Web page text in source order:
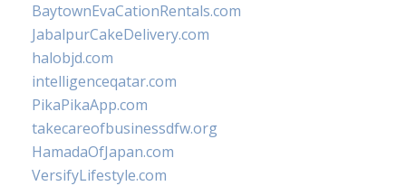
BaytownEvaCationRentals.com
JabalpurCakeDelivery.com
halobjd.com
intelligenceqatar.com
PikaPikaApp.com
takecareofbusinessdfw.org
HamadaOfJapan.com
VersifyLifestyle.com